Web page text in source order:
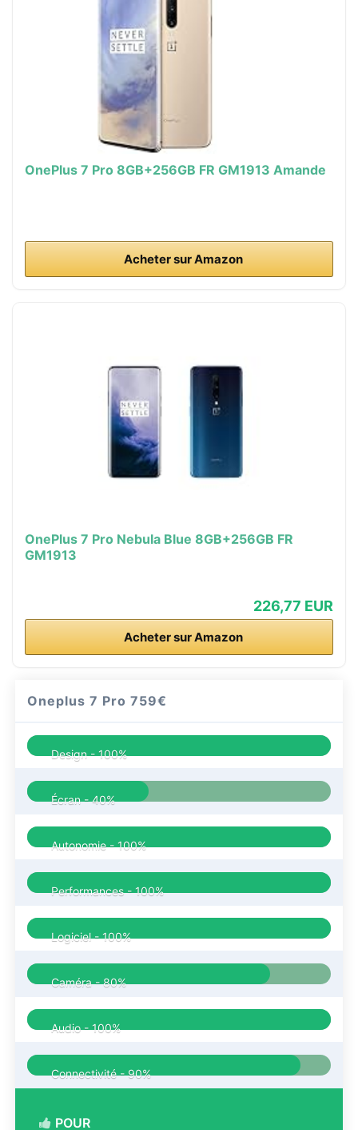
OnePlus 7 Pro 8GB+256GB FR GM1913 Amande
Acheter sur Amazon
OnePlus 7 Pro Nebula Blue 8GB+256GB FR
GM1913
226,77 EUR
Acheter sur Amazon
Oneplus 7 Pro759€
Design -100%
Écran -40%
Autonomie -100%
Performances -100%
Logiciel -100%
Caméra -80%
Audio -100%
Connectivité -90%
POUR